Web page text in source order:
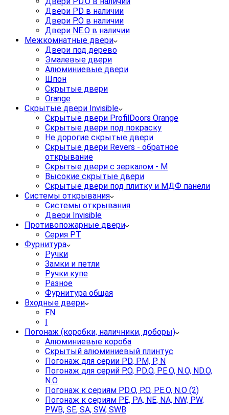
Двери PD в наличии
Двери P.O в наличии
Двери NE.O в наличии
Межкомнатные двери
Двери под дерево
Эмалевые двери
Алюминиевые двери
Шпон
Скрытые двери
Orange
Скрытые двери Invisible
Скрытые двери ProfilDoors Orange
Скрытые двери под покраску
Не дорогие скрытые двери
Скрытые двери Revers - обратное
открывание
Скрытые двери с зеркалом - M
Высокие скрытые двери
Скрытые двери под плитку и МДФ панели
Системы открывания
Системы открывания
Двери Invisible
Противопожарные двери
Серия PT
Фурнитура
Ручки
Замки и петли
Ручки купе
Разное
Фурнитура общая
Входные двери
FN
I
Погонаж (коробки, наличники, доборы)
Алюминиевые короба
Скрытый алюминиевый плинтус
Погонаж для серии PD, PM, P, N
Погонаж для серий P.O, PD.O, PE.O, N.O, ND.O,
N.O
Погонаж к сериям PD.O, P.O, PE.O, N.O (2)
Погонаж к сериям PE, PA, NE, NA, NW, PW,
PWB, SE, SA, SW, SWB